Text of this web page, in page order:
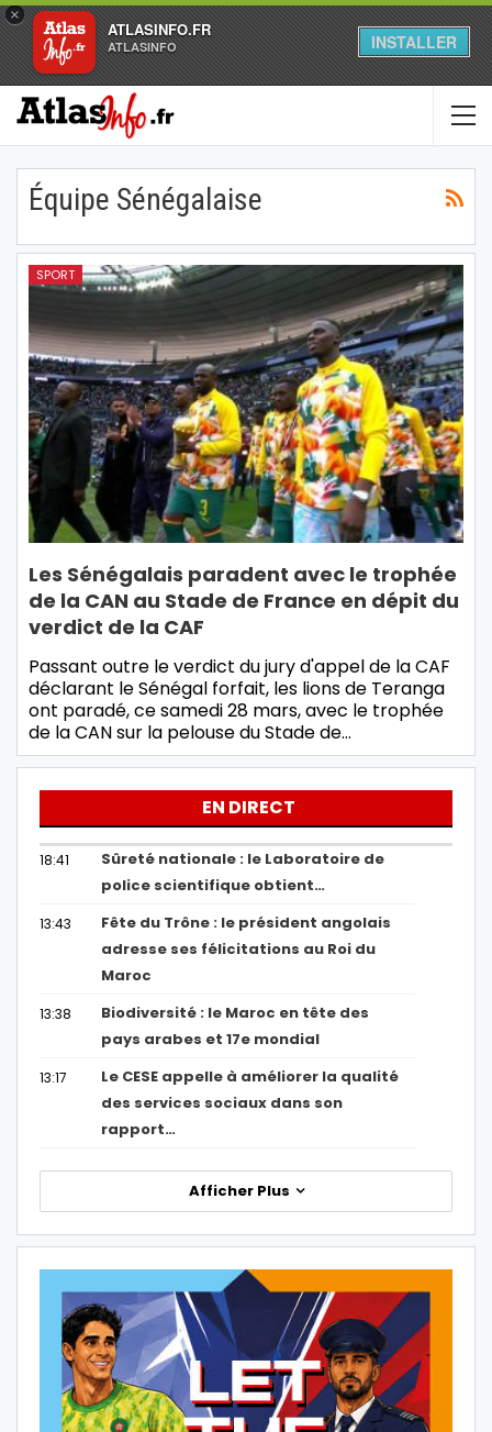
×
ATLASINFO.FR
ATLASINFO INSTALLER
Équipe Sénégalaise
SPORT
Les Sénégalais paradent avec le trophée
de la CAN au Stade de France en dépit du
verdict de la CAF
Passant outre le verdict du jury d'appel de la CAF
déclarant le Sénégal forfait, les lions de Teranga
ont paradé, ce samedi 28 mars, avec le trophée
de la CAN sur la pelouse du Stade de…
EN DIRECT
18:41
Sûreté nationale : le Laboratoire de
police scientifique obtient…
13:43
Fête du Trône : le président angolais
adresse ses félicitations au Roi du
Maroc
13:38
Biodiversité : le Maroc en tête des
pays arabes et 17e mondial
13:17
Le CESE appelle à améliorer la qualité
des services sociaux dans son
rapport…
Afficher Plus